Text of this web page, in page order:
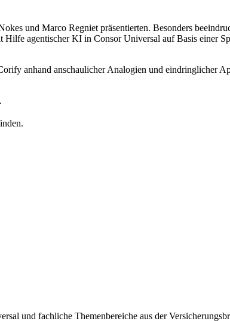
und Marco Regniet präsentierten. Besonders
agentischer KI in Consor Universal auf Basis einer
anhand anschaulicher Analogien und eindringlicher
und fachliche Themenbereiche aus der